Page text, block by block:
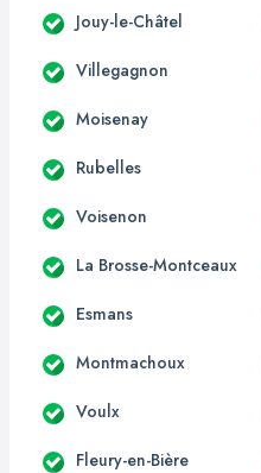
Jouy-le-Châtel
Villegagnon
Moisenay
Rubelles
Voisenon
La Brosse-Montceaux
Esmans
Montmachoux
Voulx
Fleury-en-Bière